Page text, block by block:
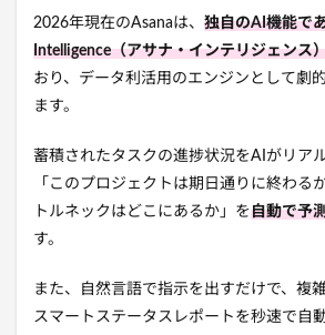
2026年現在のAsanaは、 独自のAI機能で
Intelligence（アサナ・インテリジェンス
おり、データ利活用のエンジンとして劇
ます。
蓄積されたタスクの進捗状況をAIがリア
「このプロジェクトは期日通りに終わる
トルネックはどこにあるか」を自動で予
す。
また、自然言語で指示を出すだけで、複
スマートステータスレポートを秒速で自